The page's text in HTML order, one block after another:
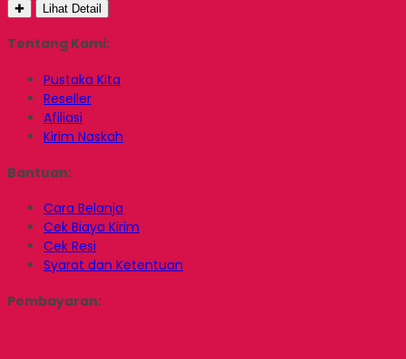
✚ Lihat Detail
Tentang Kami:
Pustaka Kita
Reseller
Afiliasi
Kirim Naskah
Bantuan:
Cara Belanja
Cek Biaya Kirim
Cek Resi
Syarat dan Ketentuan
Pembayaran: